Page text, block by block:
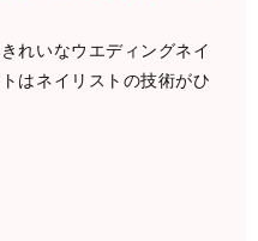
れいなウエディングネイ
はネイリストの技術がひ